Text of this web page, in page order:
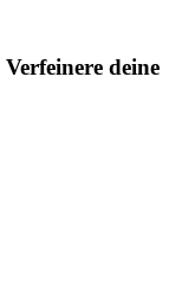
Verfeinere deine